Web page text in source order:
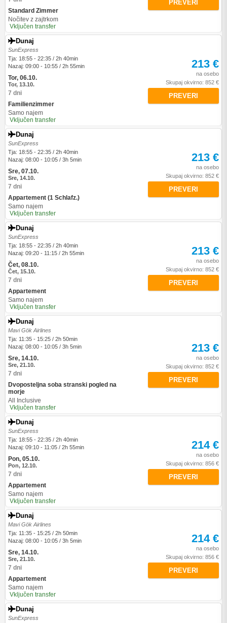
Standard Zimmer
Nočitev z zajtrkom
Vključen transfer
PREVERI
Dunaj
SunExpress
Tja: 18:55 - 22:35 / 2h 40min
Nazaj: 09:00 - 10:55 / 2h 55min
Tor, 06.10.
Tor, 13.10.
7 dni
Familienzimmer
Samo najem
Vključen transfer
213 €
na osebo
Skupaj okvirno: 852 €
PREVERI
Dunaj
SunExpress
Tja: 18:55 - 22:35 / 2h 40min
Nazaj: 08:00 - 10:05 / 3h 5min
Sre, 07.10.
Sre, 14.10.
7 dni
Appartement (1 Schlafz.)
Samo najem
Vključen transfer
213 €
na osebo
Skupaj okvirno: 852 €
PREVERI
Dunaj
SunExpress
Tja: 18:55 - 22:35 / 2h 40min
Nazaj: 09:20 - 11:15 / 2h 55min
Čet, 08.10.
Čet, 15.10.
7 dni
Appartement
Samo najem
Vključen transfer
213 €
na osebo
Skupaj okvirno: 852 €
PREVERI
Dunaj
Mavi Gök Airlines
Tja: 11:35 - 15:25 / 2h 50min
Nazaj: 08:00 - 10:05 / 3h 5min
Sre, 14.10.
Sre, 21.10.
7 dni
Dvoposteljna soba stranski pogled na
morje
All Inclusive
Vključen transfer
213 €
na osebo
Skupaj okvirno: 852 €
PREVERI
Dunaj
SunExpress
Tja: 18:55 - 22:35 / 2h 40min
Nazaj: 09:10 - 11:05 / 2h 55min
Pon, 05.10.
Pon, 12.10.
7 dni
Appartement
Samo najem
Vključen transfer
214 €
na osebo
Skupaj okvirno: 856 €
PREVERI
Dunaj
Mavi Gök Airlines
Tja: 11:35 - 15:25 / 2h 50min
Nazaj: 08:00 - 10:05 / 3h 5min
Sre, 14.10.
Sre, 21.10.
7 dni
Appartement
Samo najem
Vključen transfer
214 €
na osebo
Skupaj okvirno: 856 €
PREVERI
Dunaj
SunExpress